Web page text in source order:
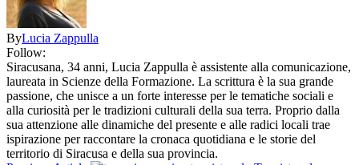
ByLucia Zappulla
Follow:
Siracusana, 34 anni, Lucia Zappulla è assistente alla comunicazione,
laureata in Scienze della Formazione. La scrittura è la sua grande
passione, che unisce a un forte interesse per le tematiche sociali e
alla curiosità per le tradizioni culturali della sua terra. Proprio dalla
sua attenzione alle dinamiche del presente e alle radici locali trae
ispirazione per raccontare la cronaca quotidiana e le storie del
territorio di Siracusa e della sua provincia.